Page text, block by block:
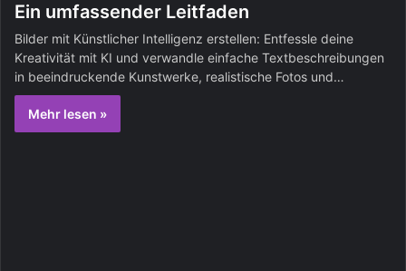
Ein umfassender Leitfaden
Bilder mit Künstlicher Intelligenz erstellen: Entfessle deine
Kreativität mit KI und verwandle einfache Textbeschreibungen
in beeindruckende Kunstwerke, realistische Fotos und…
Mehr lesen »